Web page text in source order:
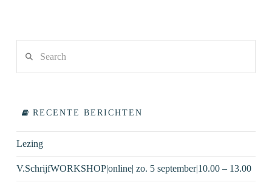
RECENTE BERICHTEN
Lezing
V.SchrijfWORKSHOP|online| zo. 5 september|10.00 – 13.00